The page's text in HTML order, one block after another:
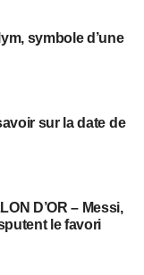
symbole d’une
sur la date de
D’OR – Messi,
le favori